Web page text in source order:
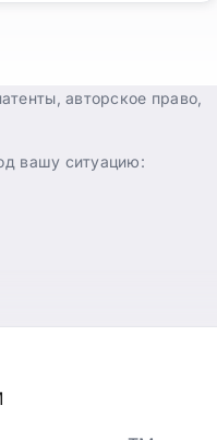
авторское право,
вашу ситуацию:
Обратитесь к нам за